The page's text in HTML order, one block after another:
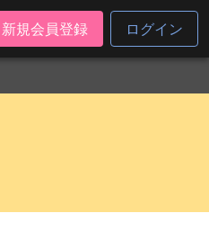
新規会員登録 ログイン